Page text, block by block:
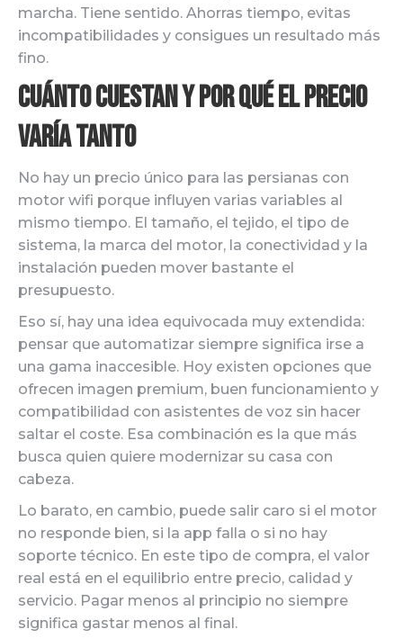
marcha. Tiene sentido. Ahorras tiempo, evitas
incompatibilidades y consigues un resultado más
fino.
Cuánto cuestan y por qué el precio
varía tanto
No hay un precio único para las persianas con
motor wifi porque influyen varias variables al
mismo tiempo. El tamaño, el tejido, el tipo de
sistema, la marca del motor, la conectividad y la
instalación pueden mover bastante el
presupuesto.
Eso sí, hay una idea equivocada muy extendida:
pensar que automatizar siempre significa irse a
una gama inaccesible. Hoy existen opciones que
ofrecen imagen premium, buen funcionamiento y
compatibilidad con asistentes de voz sin hacer
saltar el coste. Esa combinación es la que más
busca quien quiere modernizar su casa con
cabeza.
Lo barato, en cambio, puede salir caro si el motor
no responde bien, si la app falla o si no hay
soporte técnico. En este tipo de compra, el valor
real está en el equilibrio entre precio, calidad y
servicio. Pagar menos al principio no siempre
significa gastar menos al final.